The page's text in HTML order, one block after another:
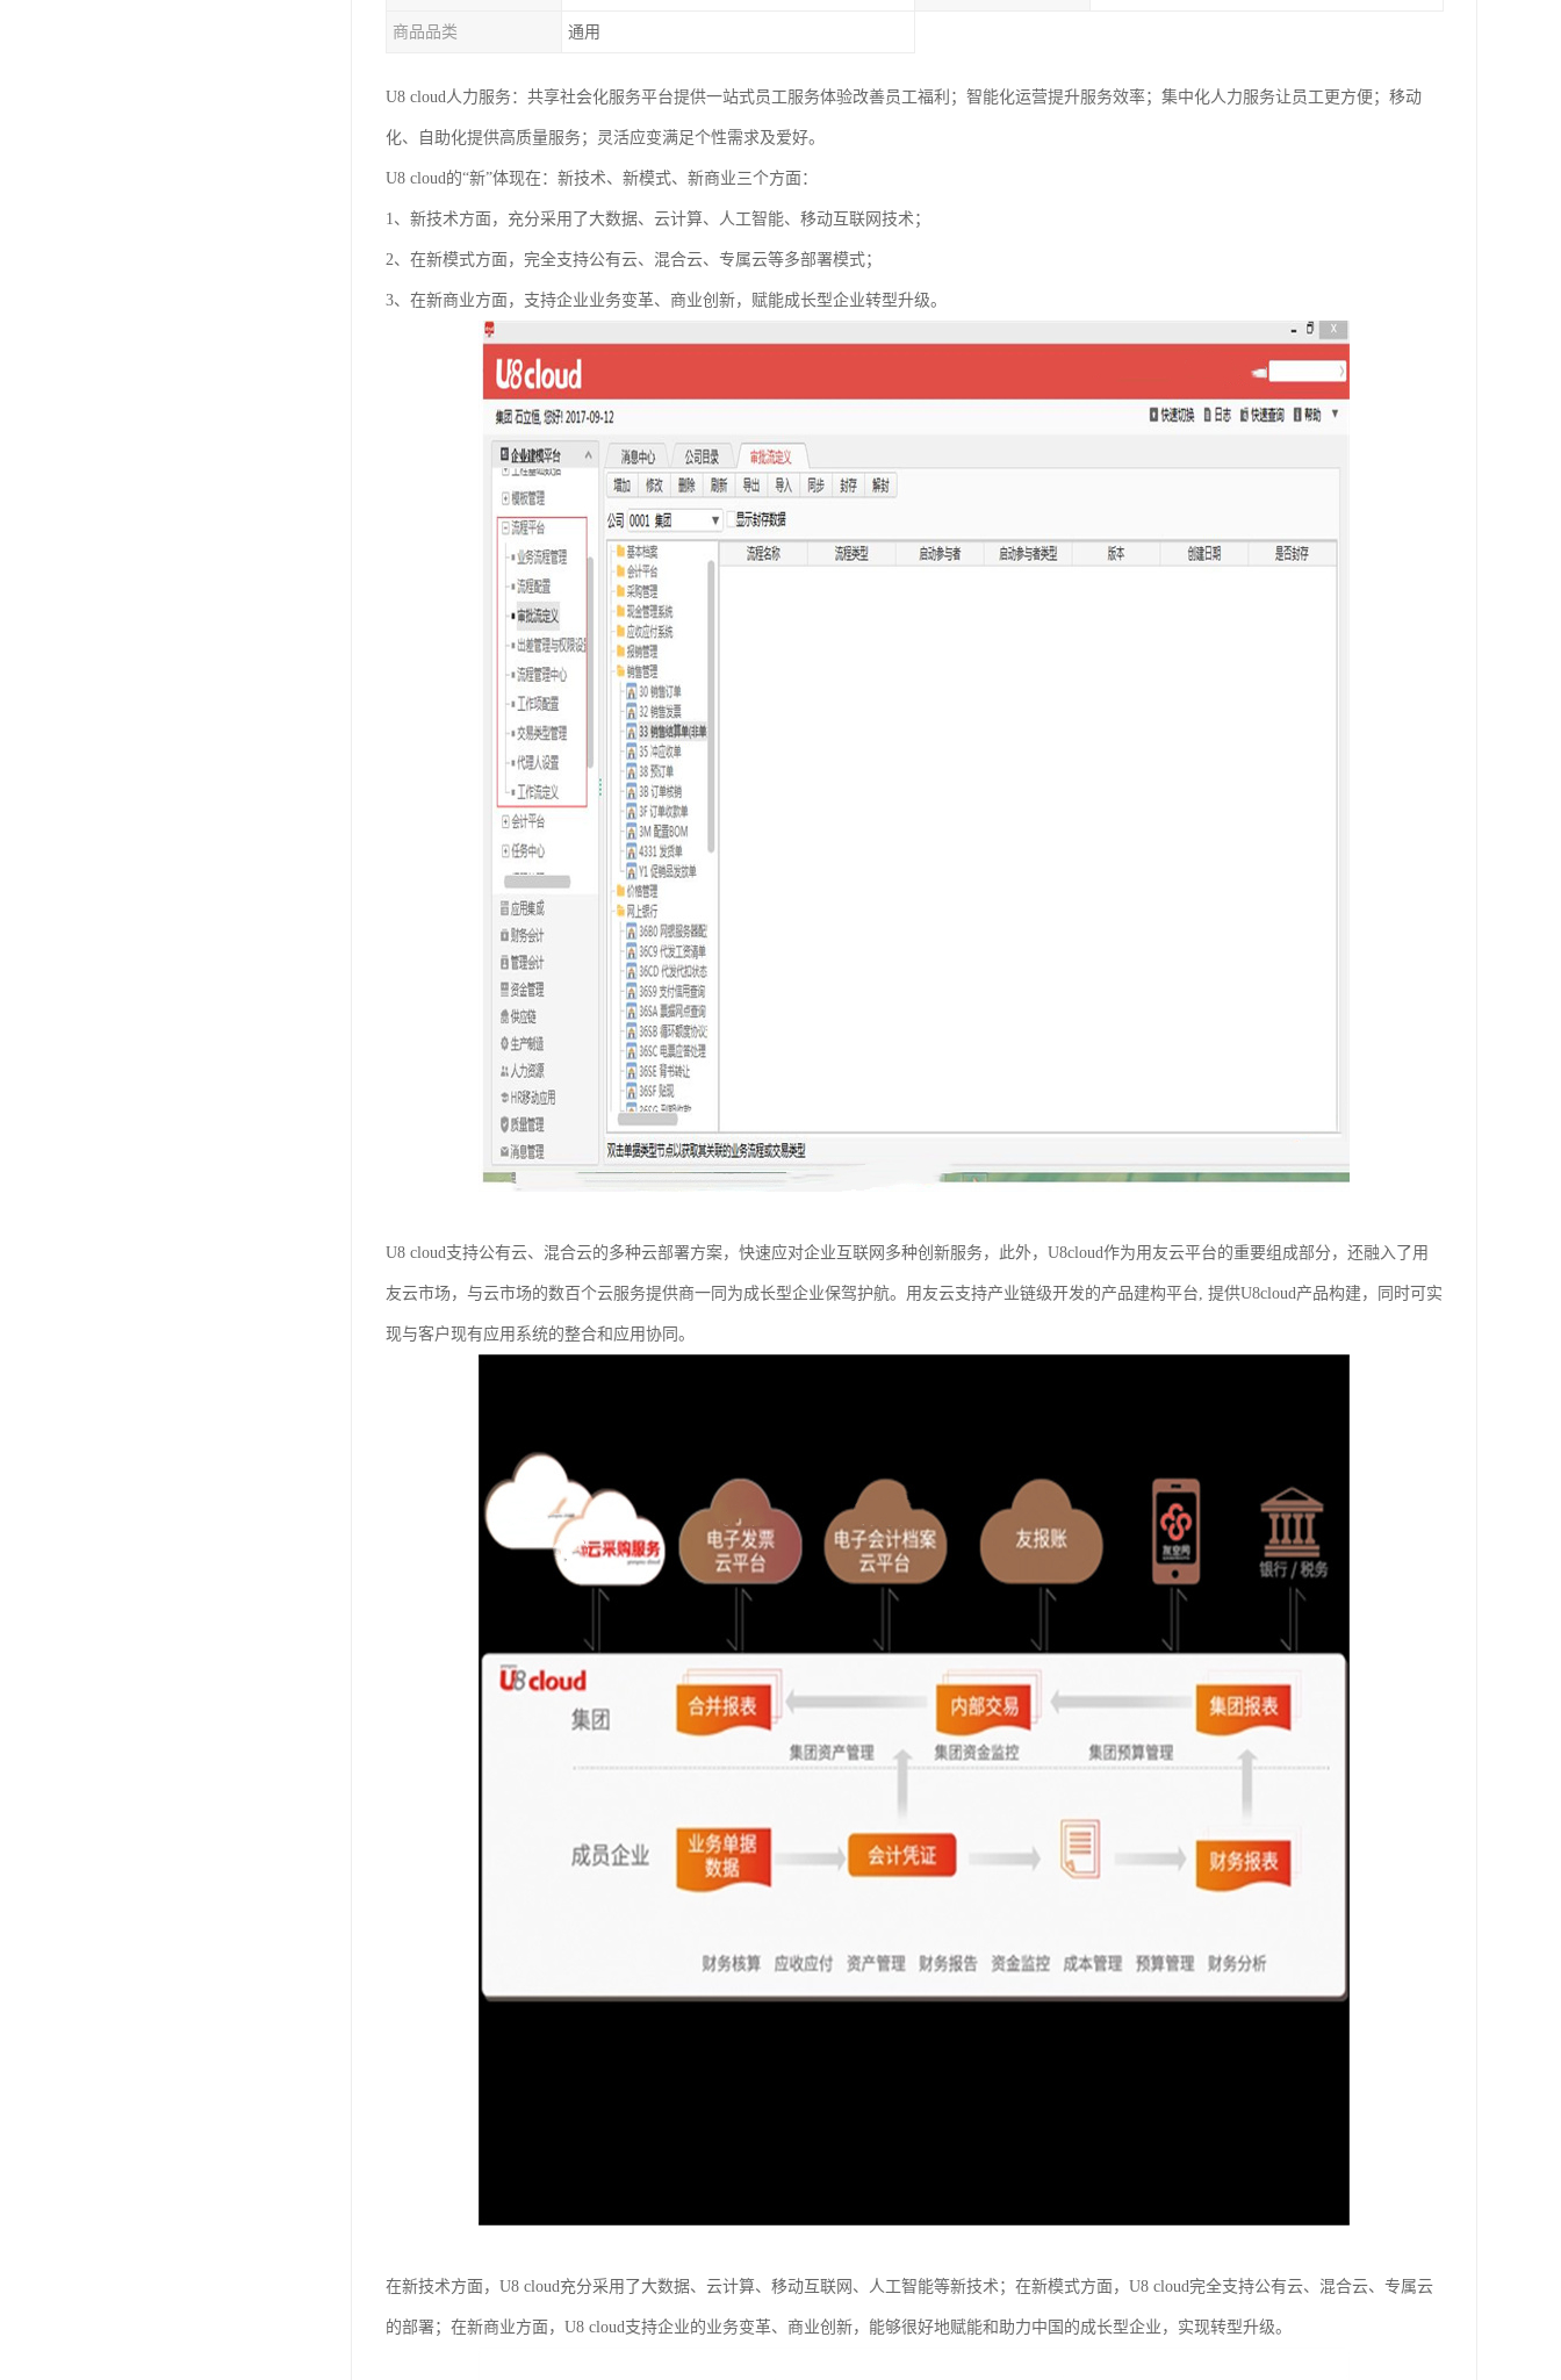
商品品类 通用
U8 cloud人力服务：共享社会化服务平台提供一站式员工服务体验改善员工福利；智能化运营提升服务效率；集中化人力服务让员工更方便；移动
化、自助化提供高质量服务；灵活应变满足个性需求及爱好。
U8 cloud的“新”体现在：新技术、新模式、新商业三个方面：
1、新技术方面，充分采用了大数据、云计算、人工智能、移动互联网技术；
2、在新模式方面，完全支持公有云、混合云、专属云等多部署模式；
3、在新商业方面，支持企业业务变革、商业创新，赋能成长型企业转型升级。
U8 cloud支持公有云、混合云的多种云部署方案，快速应对企业互联网多种创新服务，此外，U8cloud作为用友云平台的重要组成部分，还融入了用
友云市场，与云市场的数百个云服务提供商一同为成长型企业保驾护航。用友云支持产业链级开发的产品建构平台, 提供U8cloud产品构建，同时可实
现与客户现有应用系统的整合和应用协同。
在新技术方面，U8 cloud充分采用了大数据、云计算、移动互联网、人工智能等新技术；在新模式方面，U8 cloud完全支持公有云、混合云、专属云
的部署；在新商业方面，U8 cloud支持企业的业务变革、商业创新，能够很好地赋能和助力中国的成长型企业，实现转型升级。